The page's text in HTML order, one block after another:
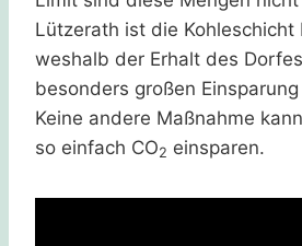
Lützerath ist die Kohleschicht
weshalb der Erhalt des
besonders großen Einsparung
Keine andere Maßnahme
so einfach CO2 einsparen.